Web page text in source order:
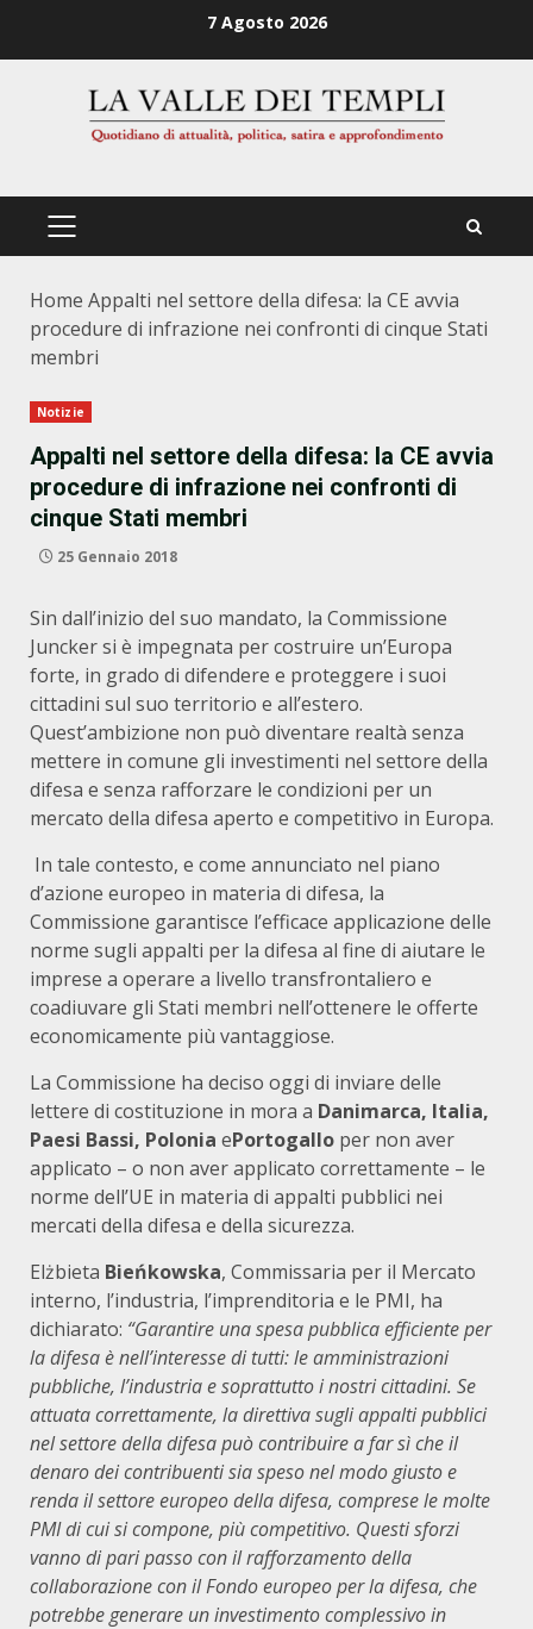
7 Agosto 2026
PRIMÄRES
Home Appalti nel settore della difesa: la CE avvia
procedure di infrazione nei confronti di cinque Stati
membri
Notizie
Appalti nel settore della difesa: la CE avvia
procedure di infrazione nei confronti di
cinque Stati membri
25 Gennaio 2018
Sin dall’inizio del suo mandato, la Commissione
Juncker si è impegnata per costruire un’Europa
forte, in grado di difendere e proteggere i suoi
cittadini sul suo territorio e all’estero.
Quest’ambizione non può diventare realtà senza
mettere in comune gli investimenti nel settore della
difesa e senza rafforzare le condizioni per un
mercato della difesa aperto e competitivo in Europa.
In tale contesto, e come annunciato nel piano
d’azione europeo in materia di difesa, la
Commissione garantisce l’efficace applicazione delle
norme sugli appalti per la difesa al fine di aiutare le
imprese a operare a livello transfrontaliero e
coadiuvare gli Stati membri nell’ottenere le offerte
economicamente più vantaggiose.
La Commissione ha deciso oggi di inviare delle
lettere di costituzione in mora a Danimarca, Italia,
Paesi Bassi, Polonia ePortogallo per non aver
applicato – o non aver applicato correttamente – le
norme dell’UE in materia di appalti pubblici nei
mercati della difesa e della sicurezza.
Elżbieta Bieńkowska, Commissaria per il Mercato
interno, l’industria, l’imprenditoria e le PMI, ha
dichiarato: “Garantire una spesa pubblica efficiente per
la difesa è nell’interesse di tutti: le amministrazioni
pubbliche, l’industria e soprattutto i nostri cittadini. Se
attuata correttamente, la direttiva sugli appalti pubblici
nel settore della difesa può contribuire a far sì che il
denaro dei contribuenti sia speso nel modo giusto e
renda il settore europeo della difesa, comprese le molte
PMI di cui si compone, più competitivo. Questi sforzi
vanno di pari passo con il rafforzamento della
collaborazione con il Fondo europeo per la difesa, che
potrebbe generare un investimento complessivo in